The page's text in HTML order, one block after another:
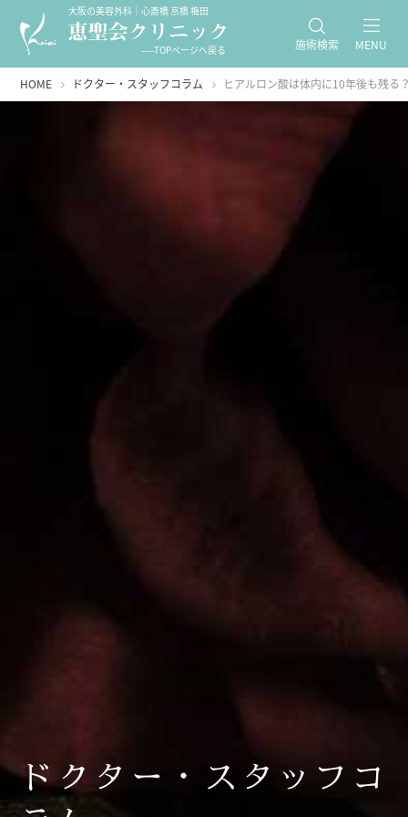
大阪の美容外科｜心斎橋 京橋 梅田
-----TOPページへ戻る 施術検索 MENU
HOME ドクター・スタッフコラム ヒアルロン酸は体内に10年後も残る
ドクター・スタッフコ